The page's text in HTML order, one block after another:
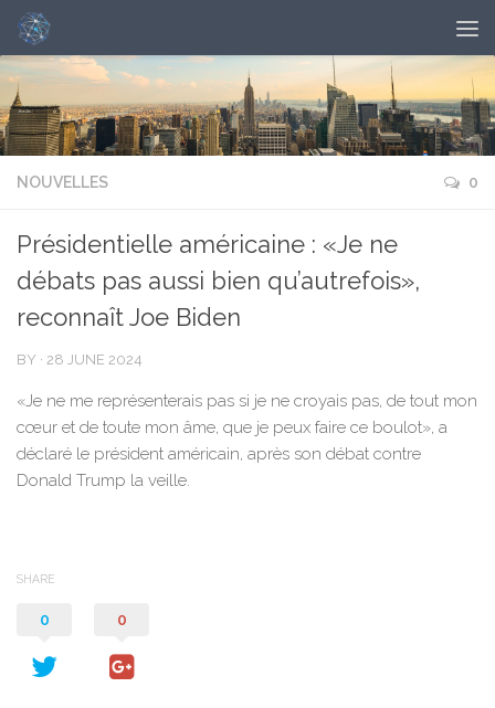
NOUVELLES 0
Présidentielle américaine : «Je ne
débats pas aussi bien qu’autrefois»,
reconnaît Joe Biden
BY · 28 JUNE 2024
«Je ne me représenterais pas si je ne croyais pas, de tout mon
cœur et de toute mon âme, que je peux faire ce boulot», a
déclaré le président américain, après son débat contre
Donald Trump la veille.
SHARE
0 0